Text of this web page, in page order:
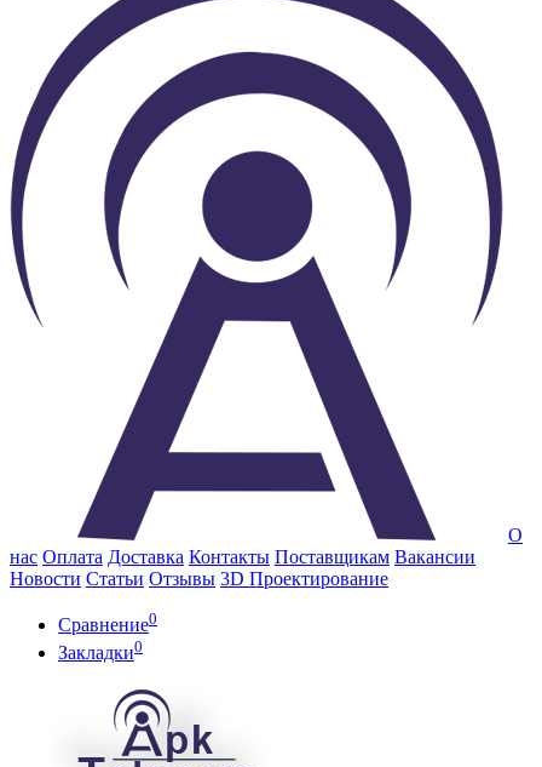
О
нас Оплата Доставка Контакты Поставщикам Вакансии
Новости Статьи Отзывы 3D Проектирование
Сравнение0
Закладки0